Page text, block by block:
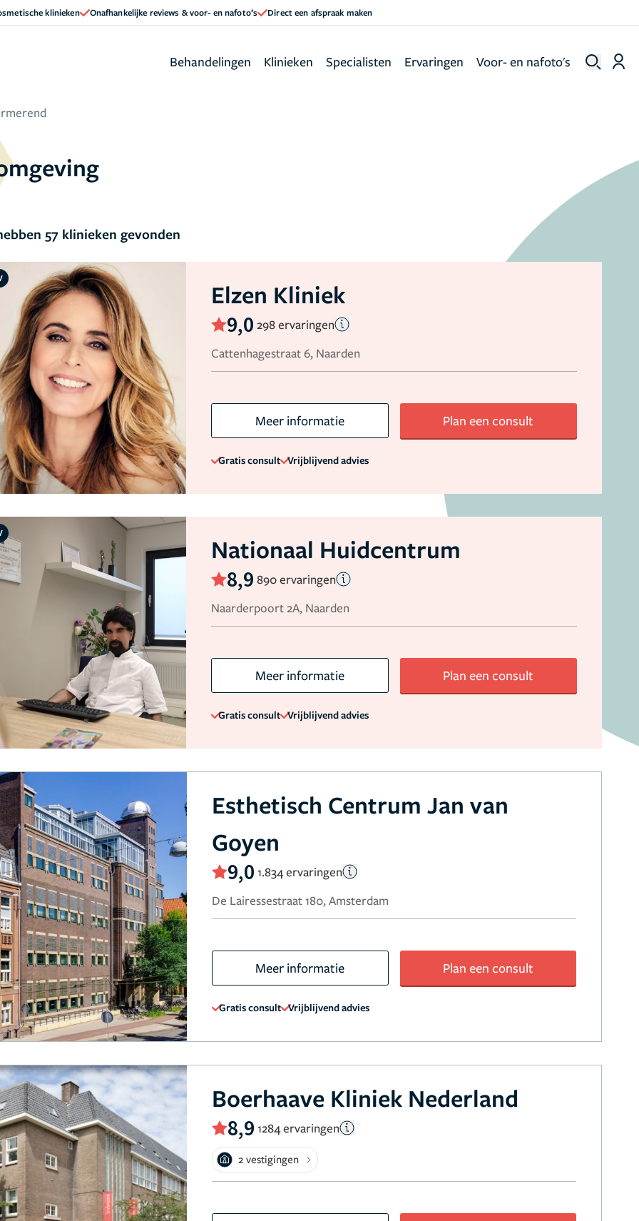
klinieken Onafhankelijke reviews & voor- en nafoto’s Direct een afspraak maken
Behandelingen Klinieken Specialisten Ervaringen Voor- en nafoto's
57 klinieken gevonden
Elzen Kliniek
9,0 298 ervaringen
Cattenhagestraat 6, Naarden
Meer informatie Plan een consult
Gratis consult Vrijblijvend advies
Nationaal Huidcentrum
8,9 890 ervaringen
Naarderpoort 2A, Naarden
Meer informatie Plan een consult
Gratis consult Vrijblijvend advies
Esthetisch Centrum Jan van
Goyen
9,0 1.834 ervaringen
De Lairessestraat 180, Amsterdam
Meer informatie Plan een consult
Gratis consult Vrijblijvend advies
Boerhaave Kliniek Nederland
8,9 1284 ervaringen
2 vestigingen